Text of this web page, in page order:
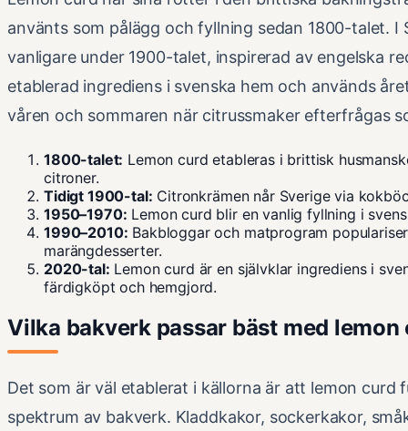
använts som pålägg och fyllning sedan 1800-talet. I
vanligare under 1900-talet, inspirerad av engelska
etablerad ingrediens i svenska hem och används
våren och sommaren när citrussmaker efterfrågas
1800-talet: Lemon curd etableras i brittisk
citroner.
Tidigt 1900-tal: Citronkrämen når Sverige via
1950–1970: Lemon curd blir en vanlig fyllning i
1990–2010: Bakbloggar och matprogram
marängdesserter.
2020-tal: Lemon curd är en självklar ingrediens i
färdigköpt och hemgjord.
Vilka bakverk passar bäst med lemon
Det som är väl etablerat i källorna är att lemon
spektrum av bakverk. Kladdkakor, sockerkakor,